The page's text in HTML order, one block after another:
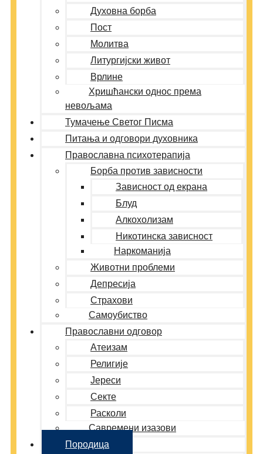
Духовна борба
Пост
Молитва
Литургијски живот
Врлине
Хришћански однос према
невољама
Тумачење Светог Писма
Питања и одговори духовника
Православна психотерапија
Борба против зависности
Зависност од екрана
Блуд
Алкохолизам
Никотинска зависност
Наркоманија
Животни проблеми
Депресија
Страхови
Самоубиство
Православни одговор
Атеизам
Религије
Јереси
Секте
Расколи
Савремени изазови
Породица